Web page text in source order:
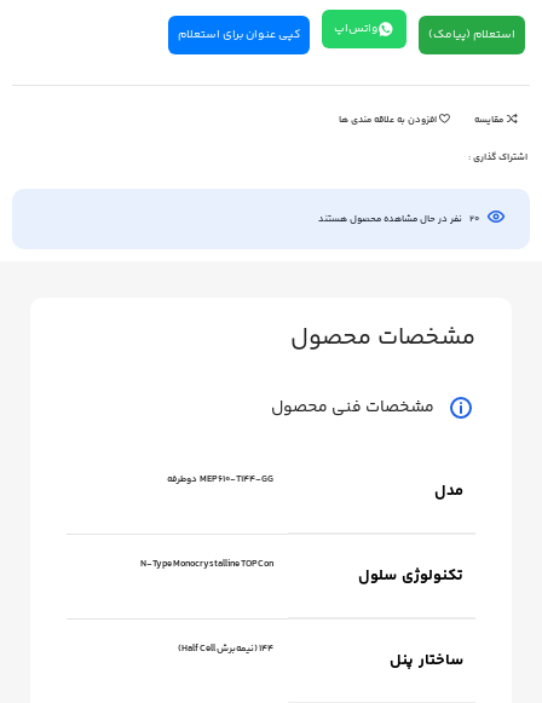
استعلام (پیامک) واتس‌اپ کپی عنوان برای استعلام
مقایسه افزودن به علاقه مندی ها
اشتراک گذاری :
20 نفر در حال مشاهده محصول هستند
مشخصات محصول
مشخصات فنی محصول
مدل MEP610‑T144‑GG دوطرفه
تکنولوژی سلول N‑Type Monocrystalline TOPCon
ساختار پنل 144 (نیمه‌برش Half Cell)